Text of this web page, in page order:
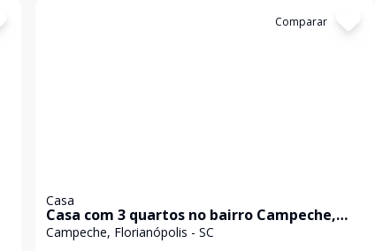
Comparar
Casa
Casa com 3 quartos no bairro Campeche,
Florianópolis
Campeche, Florianópolis - SC